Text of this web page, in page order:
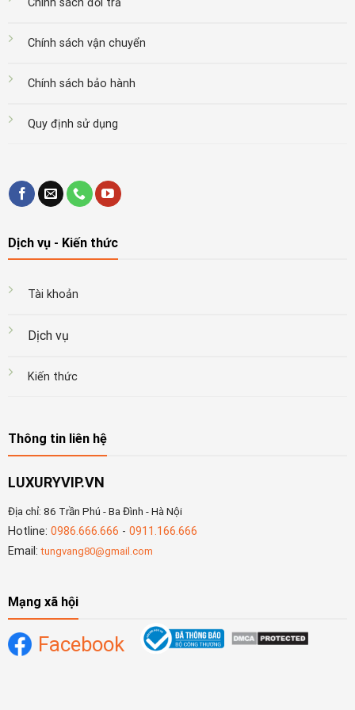
Chính sách đổi trả
Chính sách vận chuyển
Chính sách bảo hành
Quy định sử dụng
Dịch vụ - Kiến thức
Tài khoản
Dịch vụ
Kiến thức
Thông tin liên hệ
LUXURYVIP.VN
Địa chỉ: 86 Trần Phú - Ba Đình - Hà Nội
Hotline: 0986.666.666 - 0911.166.666
Email:tungvang80@gmail.com
Mạng xã hội
Facebook